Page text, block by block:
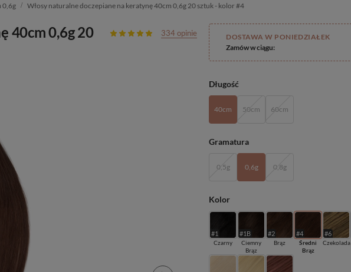
0,6g Włosy naturalne doczepiane na keratynę 40cm 0,6g 20 sztuk - kolor #4
40cm 0,6g 20
334 opinie
DOSTAWA W PONIEDZIAŁEK
Zamów w ciągu:
Długość
40cm 50cm 60cm
Gramatura
0,5g 0,6g 0,8g
Kolor
#1
Czarny
#1B
Ciemny
Brąz
#2
Brąz
#4
Średni
Brąz
#6
Czekolada